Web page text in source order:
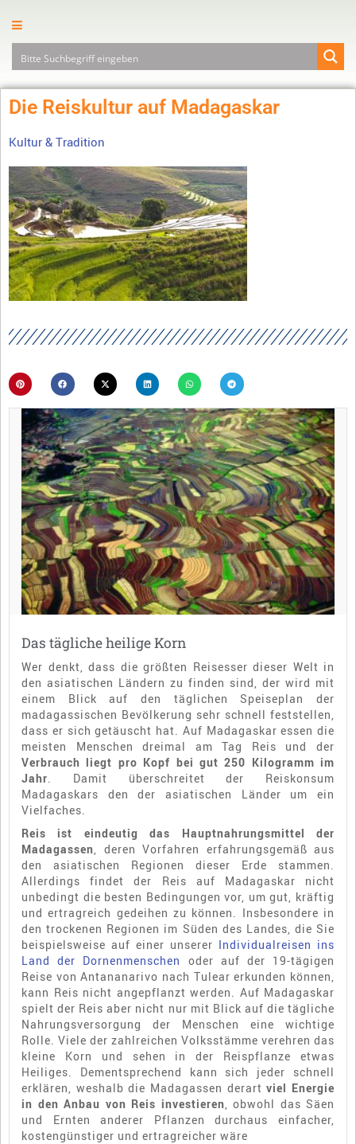
Die Reiskultur auf Madagaskar
Kultur & Tradition
Das tägliche heilige Korn
Wer denkt, dass die größten Reisesser dieser Welt in
den asiatischen Ländern zu finden sind, der wird mit
einem Blick auf den täglichen Speiseplan der
madagassischen Bevölkerung sehr schnell feststellen,
dass er sich getäuscht hat. Auf Madagaskar essen die
meisten Menschen dreimal am Tag Reis und der
Verbrauch liegt pro Kopf bei gut 250 Kilogramm im
Jahr. Damit überschreitet der Reiskonsum
Madagaskars den der asiatischen Länder um ein
Vielfaches.
Reis ist eindeutig das Hauptnahrungsmittel der
Madagassen, deren Vorfahren erfahrungsgemäß aus
den asiatischen Regionen dieser Erde stammen.
Allerdings findet der Reis auf Madagaskar nicht
unbedingt die besten Bedingungen vor, um gut, kräftig
und ertragreich gedeihen zu können. Insbesondere in
den trockenen Regionen im Süden des Landes, die Sie
beispielsweise auf einer unserer Individualreisen ins
Land der Dornenmenschen
oder auf der 19-tägigen
Reise von Antananarivo nach Tulear erkunden können,
kann Reis nicht angepflanzt werden. Auf Madagaskar
spielt der Reis aber nicht nur mit Blick auf die tägliche
Nahrungsversorgung der Menschen eine wichtige
Rolle. Viele der zahlreichen Volksstämme verehren das
kleine Korn und sehen in der Reispflanze etwas
Heiliges. Dementsprechend kann sich jeder schnell
erklären, weshalb die Madagassen derartviel Energie
in den Anbau von Reis investieren, obwohl das Säen
und Ernten anderer Pflanzen durchaus einfacher,
kostengünstiger und ertragreicher wäre